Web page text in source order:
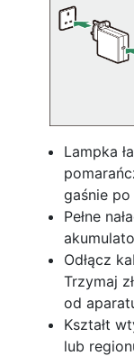
Lampka
gaśnie po
Pełne
Odłącz
Trzymaj
od
Kształt
lub